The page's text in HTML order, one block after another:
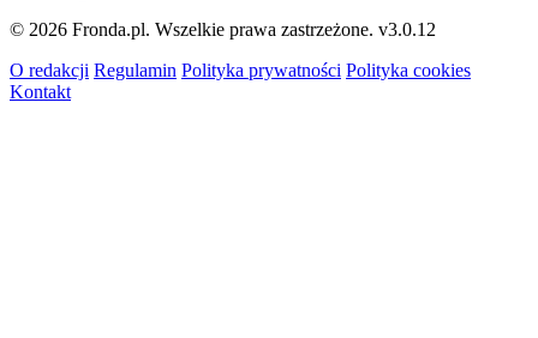
© 2026 Fronda.pl. Wszelkie prawa zastrzeżone. v3.0.12
O redakcji Regulamin Polityka prywatności Polityka cookies
Kontakt